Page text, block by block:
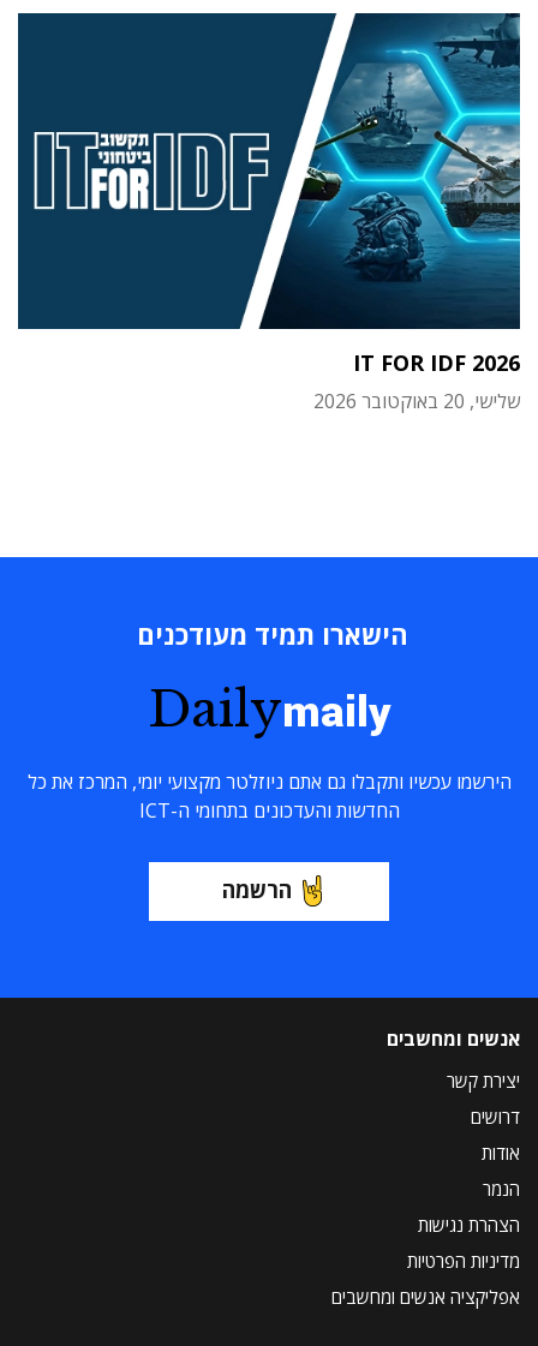
IT FOR IDF 2026
שלישי, 20 באוקטובר 2026
הישארו תמיד מעודכנים
Dailymaily
הירשמו עכשיו ותקבלו גם אתם ניוזלטר מקצועי יומי, המרכז את כל
החדשות והעדכונים בתחומי ה-ICT
הרשמה
אנשים ומחשבים
יצירת קשר
דרושים
אודות
הנמר
הצהרת נגישות
מדיניות הפרטיות
אפליקציה אנשים ומחשבים